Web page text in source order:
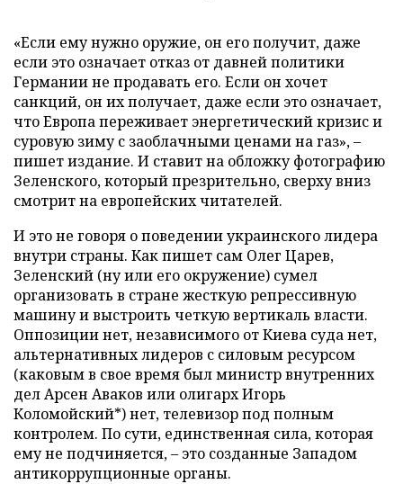
«Если ему нужно оружие, он его получит, даже
если это означает отказ от давней политики
Германии не продавать его. Если он хочет
санкций, он их получает, даже если это означает,
что Европа переживает энергетический кризис и
суровую зиму с заоблачными ценами на газ», –
пишет издание. И ставит на обложку фотографию
Зеленского, который презрительно, сверху вниз
смотрит на европейских читателей.
И это не говоря о поведении украинского лидера
внутри страны. Как пишет сам Олег Царев,
Зеленский (ну или его окружение) сумел
организовать в стране жесткую репрессивную
машину и выстроить четкую вертикаль власти.
Оппозиции нет, независимого от Киева суда нет,
альтернативных лидеров с силовым ресурсом
(каковым в свое время был министр внутренних
дел Арсен Аваков или олигарх Игорь
Коломойский*) нет, телевизор под полным
контролем. По сути, единственная сила, которая
ему не подчиняется, – это созданные Западом
антикоррупционные органы.